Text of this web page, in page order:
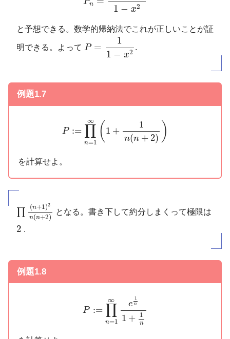
n
1 − x2
と予想できる。数学的帰納法でこれが正しいことが証
明できる。よって P =
1
1 − x2
P =1 1−x2
.
例題1.7
P :=
∞
∏
n=1 ( 1 +
1
n(n + 2) )
∏n 1 n )
を計算せよ。
∏ (n+1)2
n(n+2)
n 1)2
となる。書き下して約分しまくって極限は
2
2 .
例題1.8
P :=
∞
∏
n=1
e
1
n
1 + 1
n
1n